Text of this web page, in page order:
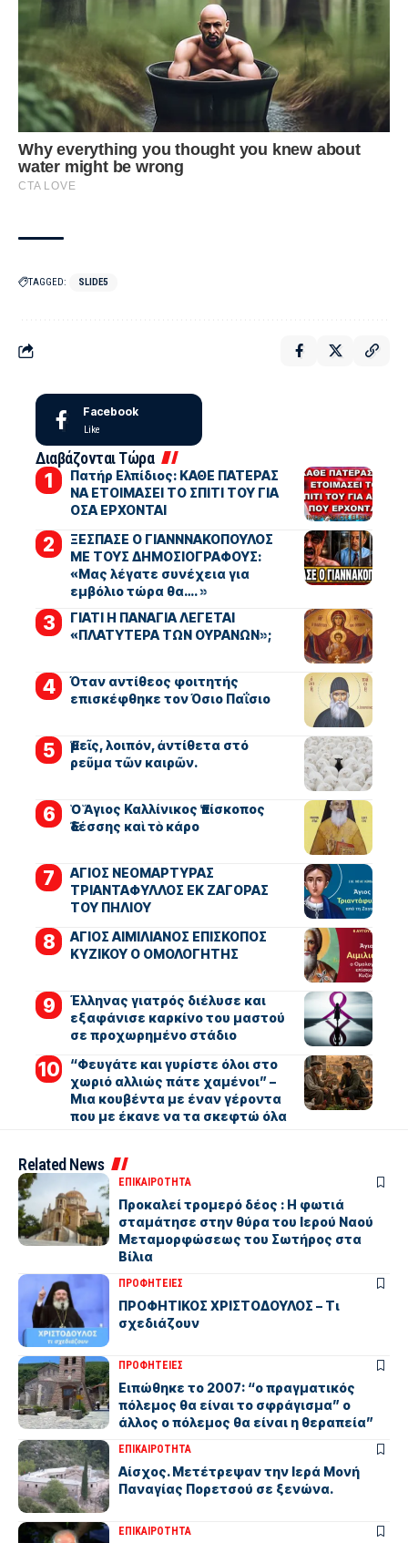
TAGGED: SLIDE5
Facebook
Like
Διαβάζονται Τώρα
Πατήρ Ελπίδιος: ΚΑΘΕ ΠΑΤΕΡΑΣ
ΝΑ ΕΤΟΙΜΑΣΕΙ ΤΟ ΣΠΙΤΙ ΤΟΥ ΓΙΑ
ΟΣΑ ΕΡΧΟΝΤΑΙ
ΞΕΣΠΑΣΕ Ο ΓΙΑΝΝΝΑΚΟΠΟΥΛΟΣ
ΜΕ ΤΟΥΣ ΔΗΜΟΣΙΟΓΡΑΦΟΥΣ:
«Μας λέγατε συνέχεια για
εμβόλιο τώρα θα…. »
ΓΙΑΤΙ Η ΠΑΝΑΓΙΑ ΛΕΓΕΤΑΙ
«ΠΛΑΤΥΤΕΡΑ ΤΩΝ ΟΥΡΑΝΩΝ»;
Όταν αντίθεος φοιτητής
επισκέφθηκε τον Όσιο Παΐσιο
Ἐμεῖς, λοιπόν, ἀντίθετα στό
ρεῦμα τῶν καιρῶν.
Ὁ Ἅγιος Καλλίνικος Ἐπίσκοπος
Ἐδέσσης καὶ τὸ κάρο
ΑΓΙΟΣ ΝΕΟΜΑΡΤΥΡΑΣ
ΤΡΙΑΝΤΑΦΥΛΛΟΣ ΕΚ ΖΑΓΟΡΑΣ
ΤΟΥ ΠΗΛΙΟΥ
ΑΓΙΟΣ ΑΙΜΙΛΙΑΝΟΣ ΕΠΙΣΚΟΠΟΣ
ΚΥΖΙΚΟΥ Ο ΟΜΟΛΟΓΗΤΗΣ
Έλληνας γιατρός διέλυσε και
εξαφάνισε καρκίνο του μαστού
σε προχωρημένο στάδιο
“Φευγάτε και γυρίστε όλοι στο
χωριό αλλιώς πάτε χαμένοι” –
Μια κουβέντα με έναν γέροντα
που με έκανε να τα σκεφτώ όλα
Related News
ΕΠΙΚΑΙΡΟΤΗΤΑ
Προκαλεί τρομερό δέος : Η φωτιά
σταμάτησε στην θύρα του Ιερού Ναού
Μεταμορφώσεως του Σωτήρος στα
Βίλια
ΠΡΟΦΗΤΕΙΕΣ
ΠΡΟΦΗΤΙΚΟΣ ΧΡΙΣΤΟΔΟΥΛΟΣ – Τι
σχεδιάζουν
ΠΡΟΦΗΤΕΙΕΣ
Eιπώθηκε το 2007: “ο πραγματικός
πόλεμος θα είναι το σφράγισμα” ο
άλλος ο πόλεμος θα είναι η θεραπεία”
ΕΠΙΚΑΙΡΟΤΗΤΑ
Αίσχος. Μετέτρεψαν την Ιερά Μονή
Παναγίας Πορετσού σε ξενώνα.
ΕΠΙΚΑΙΡΟΤΗΤΑ